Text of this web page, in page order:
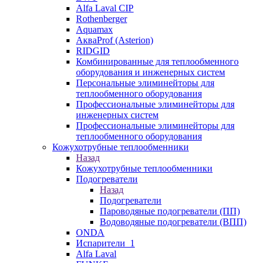
Alfa Laval CIP
Rothenberger
Aquamax
АкваProf (Asterion)
RIDGID
Комбинированные для теплообменного
оборудования и инженерных систем
Персональные элиминейторы для
теплообменного оборудования
Профессиональные элиминейторы для
инженерных систем
Профессиональные элиминейторы для
теплообменного оборудования
Кожухотрубные теплообменники
Назад
Кожухотрубные теплообменники
Подогреватели
Назад
Подогреватели
Пароводяные подогреватели (ПП)
Водоводяные подогреватели (ВПП)
ONDA
Испарители_1
Alfa Laval